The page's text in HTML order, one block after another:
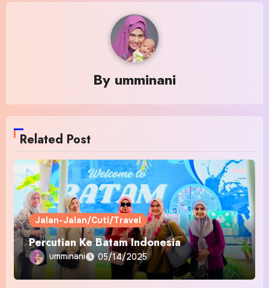
By umminani
Related Post
Jalan-Jalan/Cuti/Travel
Percutian Ke Batam Indonesia
umminani 05/14/2025